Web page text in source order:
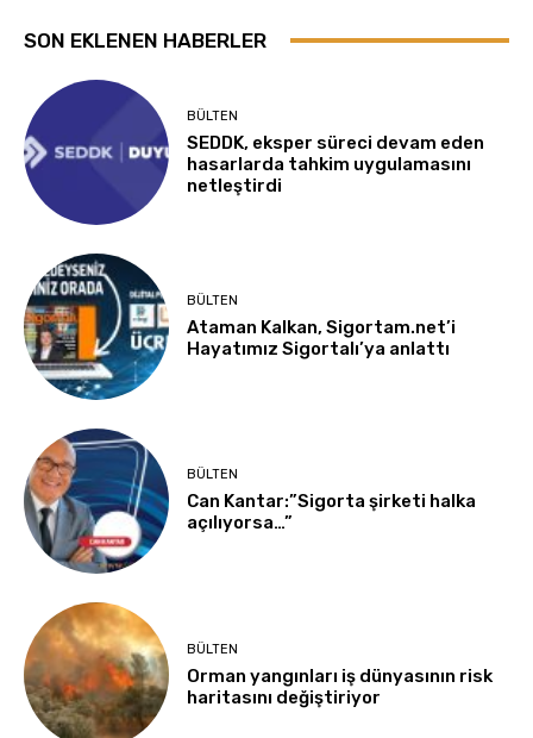
SON EKLENEN HABERLER
BÜLTEN
SEDDK, eksper süreci devam eden
hasarlarda tahkim uygulamasını
netleştirdi
BÜLTEN
Ataman Kalkan, Sigortam.net’i
Hayatımız Sigortalı’ya anlattı
BÜLTEN
Can Kantar:”Sigorta şirketi halka
açılıyorsa…”
BÜLTEN
Orman yangınları iş dünyasının risk
haritasını değiştiriyor